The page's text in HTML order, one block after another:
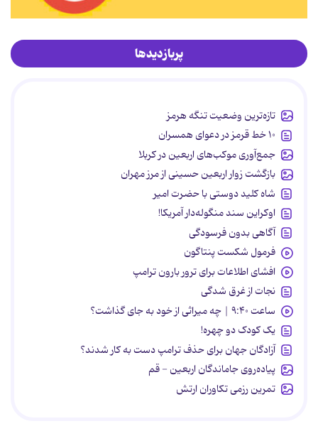
پربازدیدها
تازه‌ترین وضعیت تنگه هرمز
۱۰ خط قرمز در دعوای همسران
جمع‌آوری موکب‌های اربعین در کربلا
بازگشت زوار اربعین حسینی از مرز مهران
شاه کلید دوستی با حضرت امیر
اوکراین سند منگوله‌دار آمریکا!
آگاهی بدون فرسودگی
فرمول شکست پنتاگون
افشای اطلاعات برای ترور بارون ترامپ
نجات از غرق شدگی
ساعت ۹:۴۰ | چه میراثی از خود به جای گذاشت؟
یک کودک دو چهره!
آزادگان جهان برای حذف ترامپ دست به کار شدند؟
پیاده‌روی جاماندگان اربعین - قم
تمرین رزمی تکاوران ارتش